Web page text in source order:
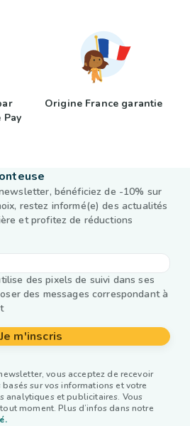
Pay
Origine France garantie
bénéficiez de -10% sur
restez informé(e) des actualités
et profitez de réductions
des pixels de suivi dans ses
des messages correspondant à
Je m'inscris
vous acceptez de recevoir
sur vos informations et votre
analytiques et publicitaires. Vous
moment. Plus d’infos dans notre